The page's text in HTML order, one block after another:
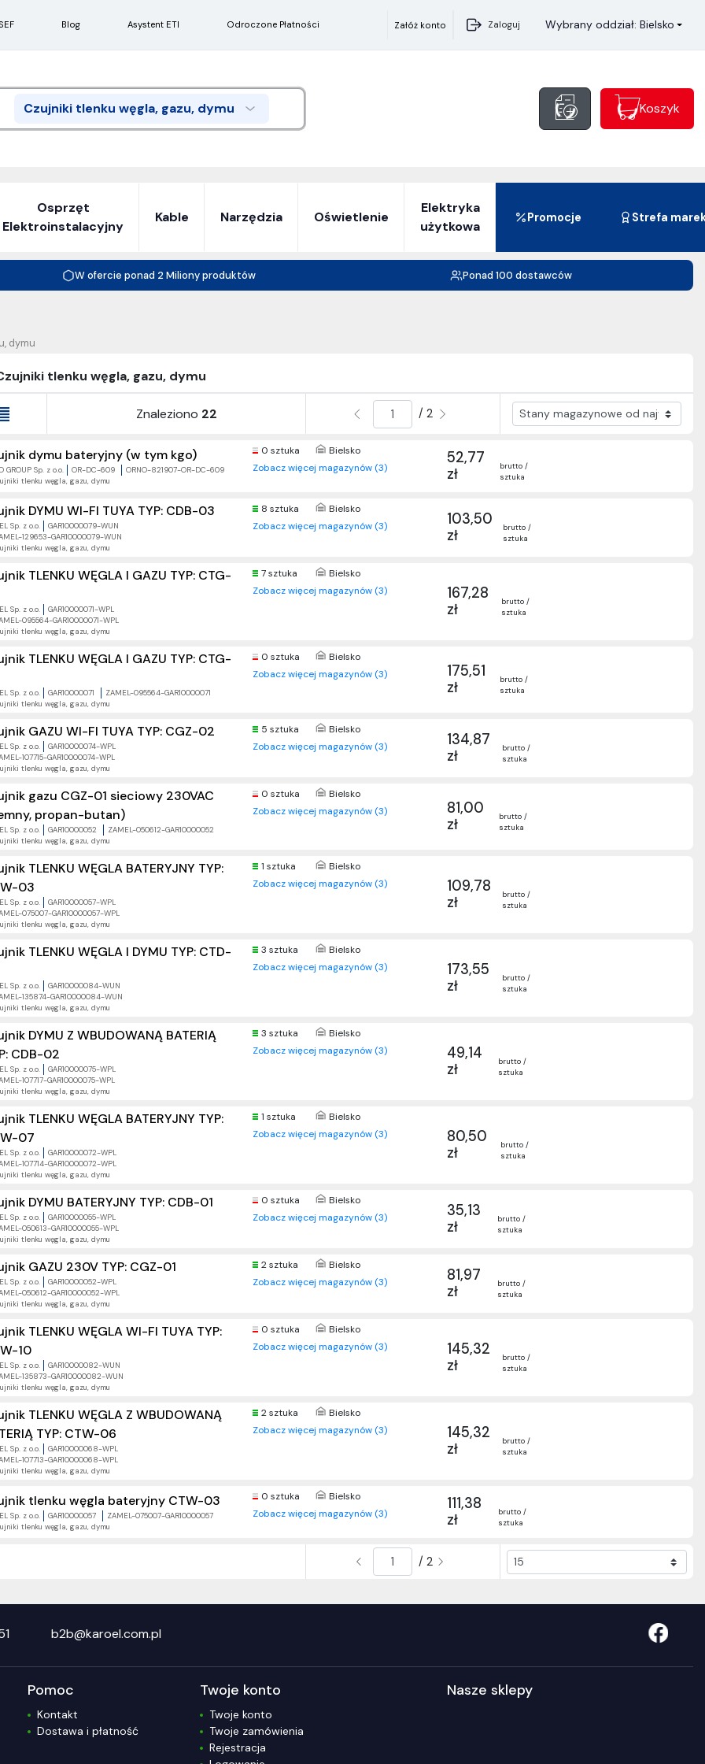
Blog Asystent ETI Odroczone Płatności Załóż konto Zaloguj Wybrany oddział: Bielsko
Czujniki tlenku węgla, gazu, dymu
Search Koszyk
Osprzęt
Elektroinstalacyjny
Kable Narzędzia Oświetlenie
Elektryka
użytkowa
Promocje Strefa
W ofercie ponad 2 Miliony produktów Ponad 100 dostawców
dymu
tlenku węgla, gazu, dymu
Znaleziono 22 / 2
dymu bateryjny (w tym kgo)
GROUP Sp. z o.o. OR-DC-609
ORNO-821907-OR-DC-609
tlenku węgla, gazu, dymu
0 sztuka
Bielsko
Zobacz więcej magazynów (3)
52,77
zł
brutto /
sztuka
DYMU WI-FI TUYA TYP: CDB-03
Sp. z o.o.
GAR10000079-WUN
129653-GAR10000079-WUN
tlenku węgla, gazu, dymu
8 sztuka
Bielsko
Zobacz więcej magazynów (3)
103,50
zł
brutto /
sztuka
TLENKU WĘGLA I GAZU TYP: CTG-
Sp. z o.o.
GAR10000071-WPL
095564-GAR10000071-WPL
tlenku węgla, gazu, dymu
7 sztuka
Bielsko
Zobacz więcej magazynów (3)
167,28
zł
brutto /
sztuka
TLENKU WĘGLA I GAZU TYP: CTG-
Sp. z o.o. GAR10000071
ZAMEL-095564-GAR10000071
tlenku węgla, gazu, dymu
0 sztuka
Bielsko
Zobacz więcej magazynów (3)
175,51
zł
brutto /
sztuka
GAZU WI-FI TUYA TYP: CGZ-02
Sp. z o.o.
GAR10000074-WPL
107715-GAR10000074-WPL
tlenku węgla, gazu, dymu
5 sztuka
Bielsko
Zobacz więcej magazynów (3)
134,87
zł
brutto /
sztuka
gazu CGZ-01 sieciowy 230VAC
propan-butan)
Sp. z o.o. GAR10000052
ZAMEL-050612-GAR10000052
tlenku węgla, gazu, dymu
0 sztuka
Bielsko
Zobacz więcej magazynów (3)
81,00
zł
brutto /
sztuka
TLENKU WĘGLA BATERYJNY TYP:
03
Sp. z o.o.
GAR10000057-WPL
075007-GAR10000057-WPL
tlenku węgla, gazu, dymu
1 sztuka
Bielsko
Zobacz więcej magazynów (3)
109,78
zł
brutto /
sztuka
TLENKU WĘGLA I DYMU TYP: CTD-
Sp. z o.o.
GAR10000084-WUN
135874-GAR10000084-WUN
tlenku węgla, gazu, dymu
3 sztuka
Bielsko
Zobacz więcej magazynów (3)
173,55
zł
brutto /
sztuka
DYMU Z WBUDOWANĄ BATERIĄ
CDB-02
Sp. z o.o.
GAR10000075-WPL
107717-GAR10000075-WPL
tlenku węgla, gazu, dymu
3 sztuka
Bielsko
Zobacz więcej magazynów (3)
49,14
zł
brutto /
sztuka
TLENKU WĘGLA BATERYJNY TYP:
07
Sp. z o.o.
GAR10000072-WPL
107714-GAR10000072-WPL
tlenku węgla, gazu, dymu
1 sztuka
Bielsko
Zobacz więcej magazynów (3)
80,50
zł
brutto /
sztuka
DYMU BATERYJNY TYP: CDB-01
Sp. z o.o.
GAR10000055-WPL
050613-GAR10000055-WPL
tlenku węgla, gazu, dymu
0 sztuka
Bielsko
Zobacz więcej magazynów (3)
35,13
zł
brutto /
sztuka
GAZU 230V TYP: CGZ-01
Sp. z o.o.
GAR10000052-WPL
050612-GAR10000052-WPL
tlenku węgla, gazu, dymu
2 sztuka
Bielsko
Zobacz więcej magazynów (3)
81,97
zł
brutto /
sztuka
TLENKU WĘGLA WI-FI TUYA TYP:
10
Sp. z o.o.
GAR10000082-WUN
135873-GAR10000082-WUN
tlenku węgla, gazu, dymu
0 sztuka
Bielsko
Zobacz więcej magazynów (3)
145,32
zł
brutto /
sztuka
TLENKU WĘGLA Z WBUDOWANĄ
TYP: CTW-06
Sp. z o.o.
GAR10000068-WPL
107713-GAR10000068-WPL
tlenku węgla, gazu, dymu
2 sztuka
Bielsko
Zobacz więcej magazynów (3)
145,32
zł
brutto /
sztuka
tlenku węgla bateryjny CTW-03
Sp. z o.o. GAR10000057
ZAMEL-075007-GAR10000057
tlenku węgla, gazu, dymu
0 sztuka
Bielsko
Zobacz więcej magazynów (3)
111,38
zł
brutto /
sztuka
/ 2
b2b@karoel.com.pl
Pomoc
Kontakt
Dostawa i płatność
Twoje konto
Twoje konto
Twoje zamówienia
Rejestracja
Nasze sklepy